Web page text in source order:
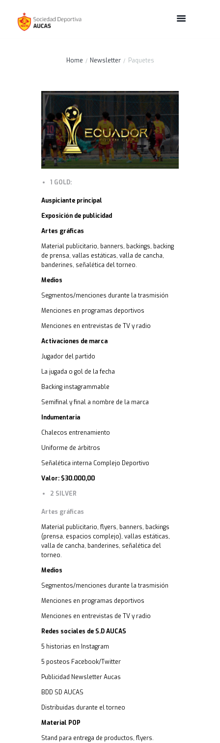
Home Newsletter Paquetes
1 GOLD:
Auspiciante principal
Exposición de publicidad
Artes gráficas
Material publicitario, banners, backings, backing
de prensa, vallas estáticas, valla de cancha,
banderines, señalética del torneo.
Medios
Segmentos/menciones durante la trasmisión
Menciones en programas deportivos
Menciones en entrevistas de TV y radio
Activaciones de marca
Jugador del partido
La jugada o gol de la fecha
Backing instagrammable
Semifinal y final a nombre de la marca
Indumentaria
Chalecos entrenamiento
Uniforme de árbitros
Señalética interna Complejo Deportivo
Valor: $30.000,00
2 SILVER
Artes gráficas
Material publicitario, flyers, banners, backings
(prensa, espacios complejo), vallas estáticas,
valla de cancha, banderines, señalética del
torneo.
Medios
Segmentos/menciones durante la trasmisión
Menciones en programas deportivos
Menciones en entrevistas de TV y radio
Redes sociales de S.D AUCAS
5 historias en Instagram
5 posteos Facebook/Twitter
Publicidad Newsletter Aucas
BDD SD AUCAS
Distribuidas durante el torneo
Material POP
Stand para entrega de productos, flyers.